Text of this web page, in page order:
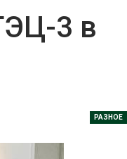
3 в
РАЗНОЕ